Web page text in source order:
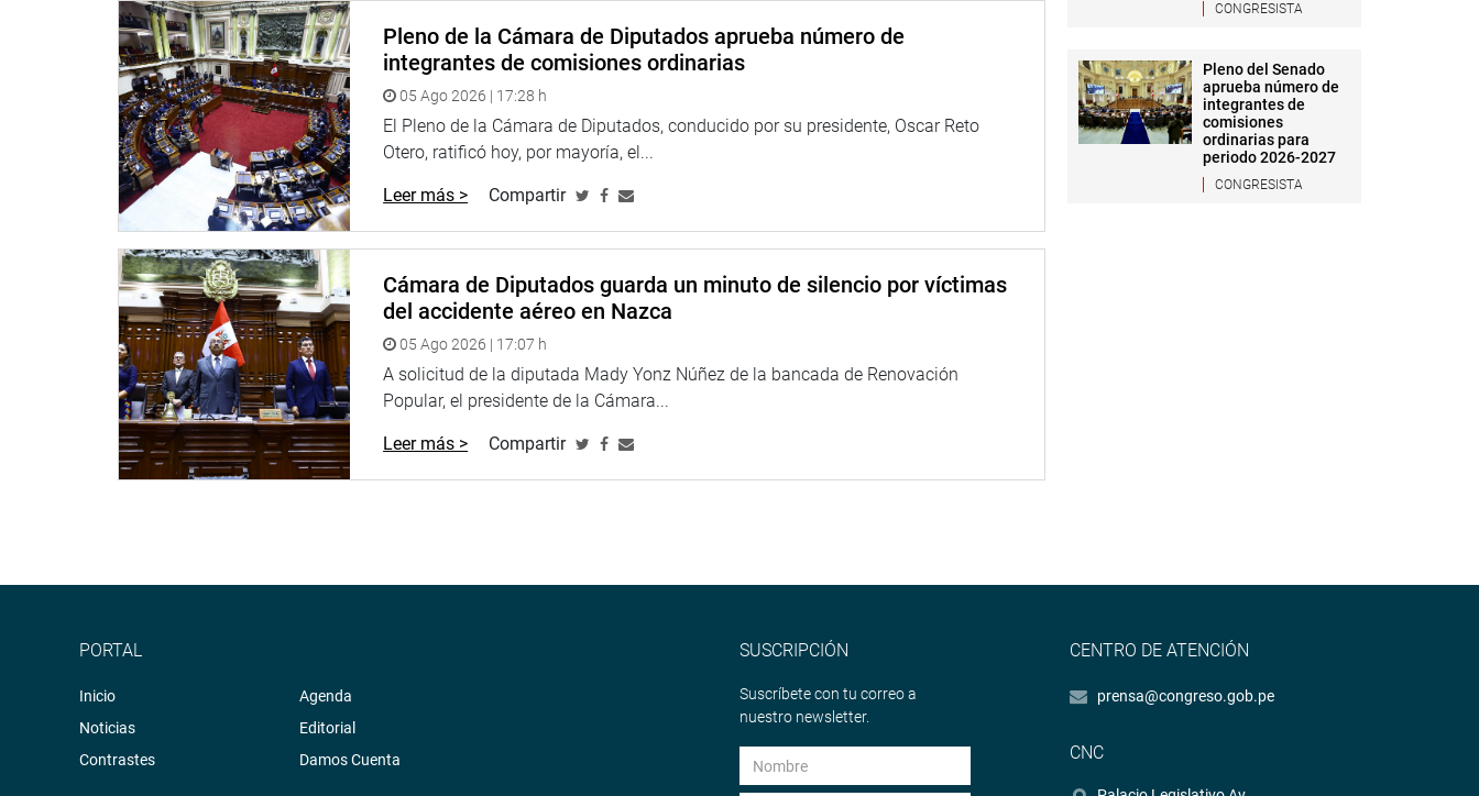
Twitter:https://twitter.com/congresoperu
Youtube:http://www.youtube.com/congresoperu
Soundcloud:https://soundcloud.com/radiocongreso
Pleno de la Cámara de Diputados aprueba número de
integrantes de comisiones ordinarias
05 Ago 2026 | 17:28 h
El Pleno de la Cámara de Diputados, conducido por su presidente, Oscar Reto
Otero, ratificó hoy, por mayoría, el...
Leer más > Compartir
Cámara de Diputados guarda un minuto de silencio por víctimas
del accidente aéreo en Nazca
05 Ago 2026 | 17:07 h
A solicitud de la diputada Mady Yonz Núñez de la bancada de Renovación
Popular, el presidente de la Cámara...
Leer más > Compartir
CONGRESISTA
Pleno del Senado
aprueba número de
integrantes de
comisiones
ordinarias para
periodo 2026-2027
CONGRESISTA
PORTAL
Inicio
Noticias
Contrastes
Agenda
Editorial
Damos Cuenta
SUSCRIPCIÓN
Suscríbete con tu correo a
nuestro newsletter.
CENTRO DE ATENCIÓN
prensa@congreso.gob.pe
CNC